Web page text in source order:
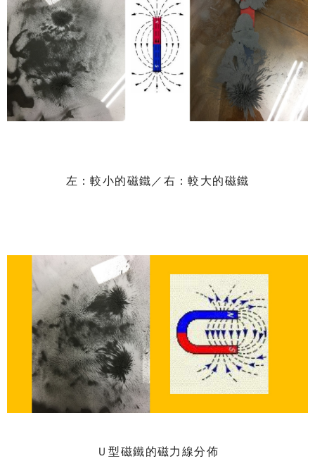
左：較小的磁鐵／右：較大的磁鐵
Ｕ型磁鐵的磁力線分佈